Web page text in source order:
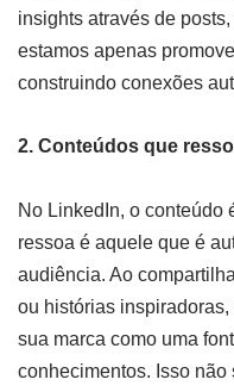
insights através de
estamos apenas
construindo conexões
2. Conteúdos que
No LinkedIn, o conteúdo
ressoa é aquele que é
audiência. Ao
ou histórias
sua marca como uma
conhecimentos. Isso